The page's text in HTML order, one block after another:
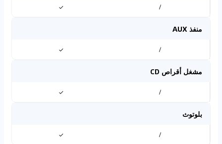
/
✓
منفذ AUX
/
✓
مشغل أقراص CD
/
✓
بلوتوث
/
✓